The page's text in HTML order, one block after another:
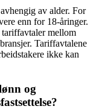
av alder. For
enn for 18-åringer.
mellom
Tariffavtalene
ikke kan
og